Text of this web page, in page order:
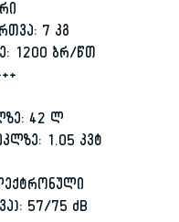
7 კგ
1200 ბრ/წთ
42 ლ
1.05 კვტ
57/75 dB